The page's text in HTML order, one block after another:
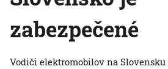
zabezpečené
Vodiči elektromobilov na